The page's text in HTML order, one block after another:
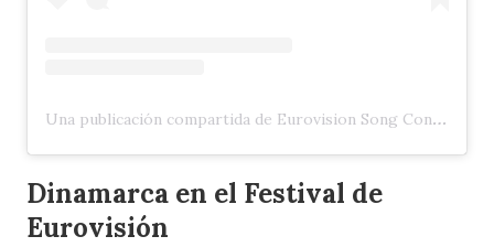
Una publicación compartida de Eurovision Song Contest (@eurovision)
Dinamarca en el Festival de
Eurovisión